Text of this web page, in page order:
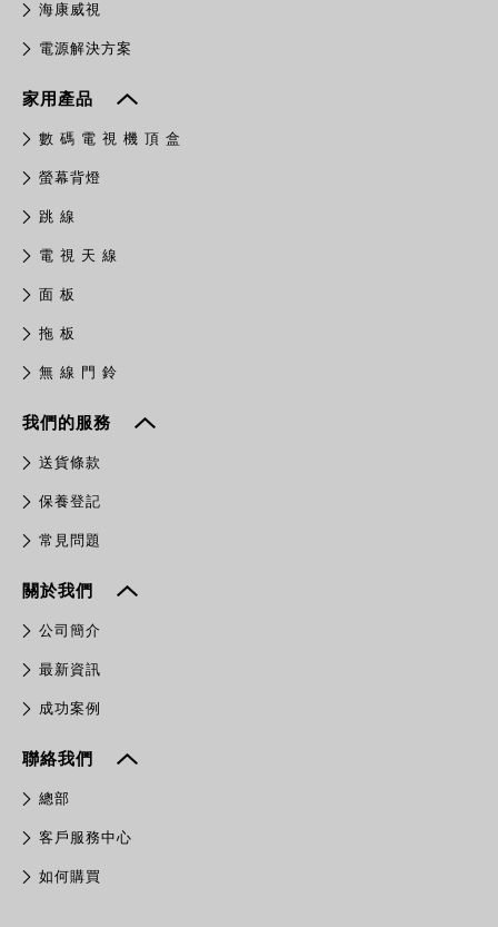
​海康威視
電源解決方案
家用產品
數 碼 電 視 機 頂 盒
螢幕背燈
跳 線
電 視 天 線
面 板
拖 板
無 線 門 鈴
我們的服務
送貨條款
保養登記
常見問題
關於我們
公司簡介
最新資訊
成功案例
聯絡我們
總部
客戶服務中心
如何購買